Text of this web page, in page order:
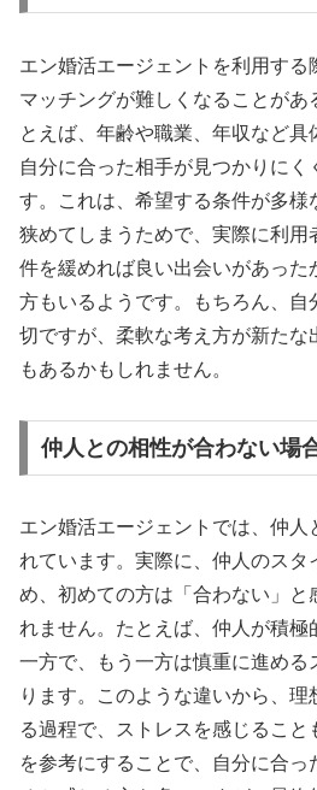
エン婚活エージェントを利用する
マッチングが難しくなることがあ
とえば、年齢や職業、年収など具
自分に合った相手が見つかりにく
す。これは、希望する条件が多様
狭めてしまうためで、実際に利用
件を緩めれば良い出会いがあった
方もいるようです。もちろん、自
切ですが、柔軟な考え方が新たな
もあるかもしれません。
仲人との相性が合わない場
エン婚活エージェントでは、仲人
れています。実際に、仲人のスタ
め、初めての方は「合わない」と
れません。たとえば、仲人が積極
一方で、もう一方は慎重に進める
ります。このような違いから、
る過程で、ストレスを感じること
を参考にすることで、自分に合